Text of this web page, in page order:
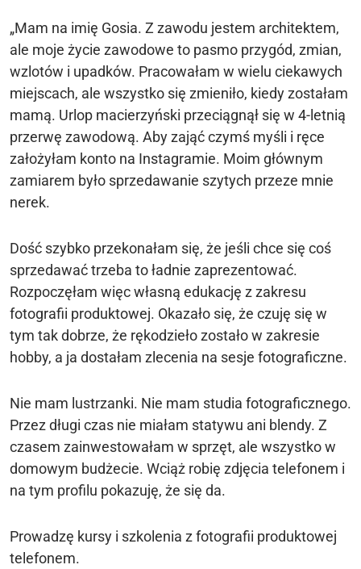
„Mam na imię Gosia. Z zawodu jestem architektem,
ale moje życie zawodowe to pasmo przygód, zmian,
wzlotów i upadków. Pracowałam w wielu ciekawych
miejscach, ale wszystko się zmieniło, kiedy zostałam
mamą. Urlop macierzyński przeciągnął się w 4-letnią
przerwę zawodową. Aby zająć czymś myśli i ręce
założyłam konto na Instagramie. Moim głównym
zamiarem było sprzedawanie szytych przeze mnie
nerek.
Dość szybko przekonałam się, że jeśli chce się coś
sprzedawać trzeba to ładnie zaprezentować.
Rozpoczęłam więc własną edukację z zakresu
fotografii produktowej. Okazało się, że czuję się w
tym tak dobrze, że rękodzieło zostało w zakresie
hobby, a ja dostałam zlecenia na sesje fotograficzne.
Nie mam lustrzanki. Nie mam studia fotograficznego.
Przez długi czas nie miałam statywu ani blendy. Z
czasem zainwestowałam w sprzęt, ale wszystko w
domowym budżecie. Wciąż robię zdjęcia telefonem i
na tym profilu pokazuję, że się da.
Prowadzę kursy i szkolenia z fotografii produktowej
telefonem.